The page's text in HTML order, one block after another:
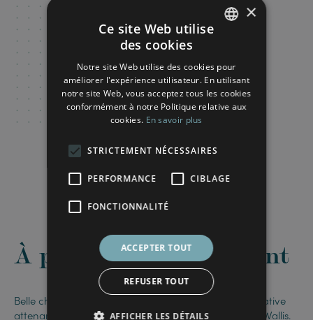
À propos de ce logement
Belle chambre très lumineuse, avec salle de bain privative
attenante, au 2eme étage de la résidence Flexiroom Wallis.
ENGLISH
×
Ce site Web utilise
des cookies
Notre site Web utilise des cookies pour
améliorer l'expérience utilisateur. En utilisant
notre site Web, vous acceptez tous les cookies
conformément à notre Politique relative aux
cookies. En savoir plus
STRICTEMENT NÉCESSAIRES
PERFORMANCE CIBLAGE
FONCTIONNALITÉ
ACCEPTER TOUT
REFUSER TOUT
AFFICHER LES DÉTAILS